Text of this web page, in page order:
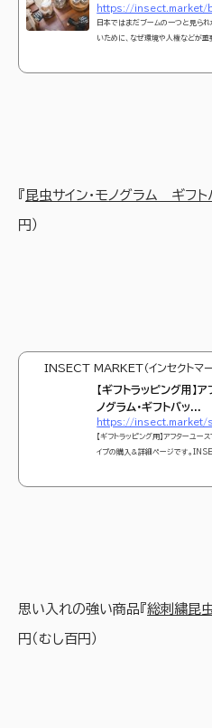
https://insect.market/
日本ではまだブームの一つと見ら
いために、なぜ環境や人権などが重
『 昆虫サイン・モノグラム ギフト
円）
INSECT MARKET（インセクトマー
【ギフトラッピング用】
ノグラム・ギフトバッ...
https://
【ギフトラッピング用】アフターユ
イプの購入＆詳細ページです。
思い入れの強い商品『総刺繍昆
円（むし百円）